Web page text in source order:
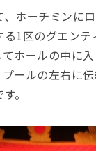
ホーチミンに
1区のグエン
ホールの中に
ールの左右に
。